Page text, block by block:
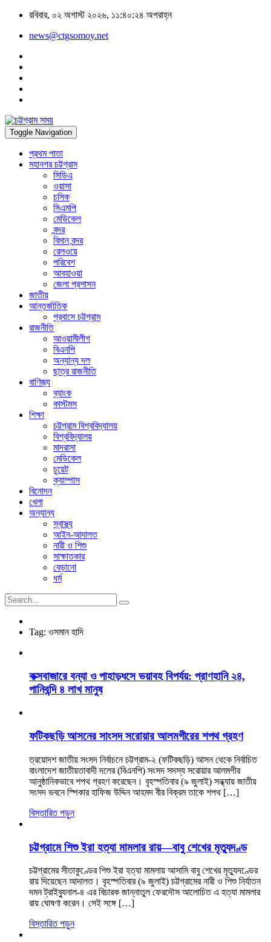
রবিবার, ০২ অগাস্ট ২০২৬, ১১:৪০:২৪ অপরাহ্ন
news@ctgsomoy.net
Toggle Navigation
প্রথম পাতা
মহানগর চট্টগ্রাম
সিডিএ
ওয়াসা
চসিক
সিএমপি
মেডিকেল
বন্দর
বিমান বন্দর
রেলওয়ে
পরিবেশ
আবহাওয়া
জেলা প্রশাসন
জাতীয়
আন্তর্জাতিক
প্রবাসে চট্টগ্রাম
রাজনীতি
আওয়ামীলীগ
বিএনপি
অন্যান্য দল
ছাত্র রাজনীতি
বাণিজ্য
ব্যাংক
কাস্টমস
শিক্ষা
চট্টগ্রাম বিশ্ববিদ্যালয়
বিশ্ববিদ্যালয়
মাদরাসা
মেডিকেল
চুয়েট
ক্যাম্পাস
বিনোদন
খেলা
অন্যান্য
স্বাস্থ্য
আইন-আদালত
নারী ও শিশু
সাক্ষাতকার
বেড়ানো
ধর্ম
Tag: ওসমান হাদি
কক্সবাজারে বন্যা ও পাহাড়ধসে ভয়াবহ বিপর্যয়: প্রাণহানি ২৪,
পানিবন্দি ৪ লাখ মানুষ
ফটিকছড়ি আসনের সাংসদ সরোয়ার আলমগীরের শপথ গ্রহণ
ত্রয়োদশ জাতীয় সংসদ নির্বাচনে চট্টগ্রাম-২ (ফটিকছড়ি) আসন থেকে নির্বাচিত
বাংলাদেশ জাতীয়তাবাদী দলের (বিএনপি) সংসদ সদস্য সরোয়ার আলমগীর
আনুষ্ঠানিকভাবে শপথ গ্রহণ করেছেন। বৃহস্পতিবার (৯ জুলাই) সন্ধ্যায় জাতীয়
সংসদ ভবনে স্পিকার হাফিজ উদ্দিন আহমদ বীর বিক্রম তাকে শপথ […]
বিস্তারিত পড়ুন
চট্টগ্রামে শিশু ইরা হত্যা মামলার রায়—বাবু শেখের মৃত্যুদণ্ড
চট্টগ্রামের সীতাকুণ্ডের শিশু ইরা হত্যা মামলায় আসামি বাবু শেখের মৃত্যুদণ্ডের
রায় দিয়েছেন আদালত। বৃহস্পতিবার (৯ জুলাই) চট্টগ্রামের নারী ও শিশু নির্যাতন
দমন ট্রাইব্যুনাল-৪ এর বিচারক জান্নাতুল ফেরদৌস আলোচিত এ হত্যা মামলার
রায় ঘোষণা করেন। সেই সঙ্গে […]
বিস্তারিত পড়ুন